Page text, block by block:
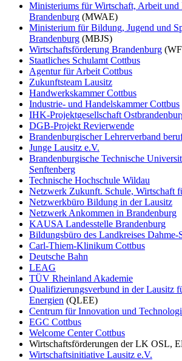
Ministeriums für Wirtschaft, Arbeit und
Brandenburg (MWAE)
Ministerium für Bildung, Jugend und
Brandenburg (MBJS)
Wirtschaftsförderung Brandenburg
Staatliches Schulamt Cottbus
Agentur für Arbeit Cottbus
Zukunftsteam Lausitz
Handwerkskammer Cottbus
Industrie- und Handelskammer Cottbus
IHK-Projektgesellschaft
DGB-Projekt Revierwende
Brandenburgischer Lehrerverband
Junge Lausitz e.V.
Brandenburgische Technische
Senftenberg
Technische Hochschule Wildau
Netzwerk Zukunft. Schule, Wirtschaft
Netzwerkbüro Bildung in der Lausitz
Netzwerk Ankommen in Brandenburg
KAUSA Landesstelle Brandenburg
Bildungsbüro des Landkreises Dahme-
Carl-Thiem-Klinikum Cottbus
Deutsche Bahn
LEAG
TÜV Rheinland Akademie
Qualifizierungsverbund in der Lausitz
Energien (QLEE)
Centrum für Innovation und
EGC Cottbus
Welcome Center Cottbus
Wirtschaftsförderungen der LK OSL,
Wirtschaftsinitiative Lausitz e.V.